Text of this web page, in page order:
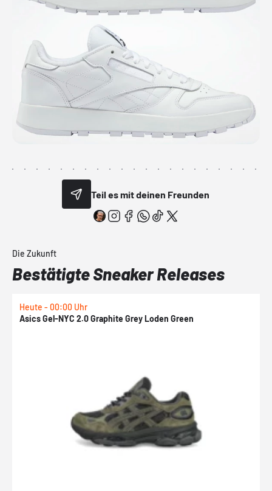
Teil es mit deinen Freunden
Die Zukunft
Bestätigte Sneaker Releases
Heute - 00:00 Uhr
Asics Gel-NYC 2.0 Graphite Grey Loden Green